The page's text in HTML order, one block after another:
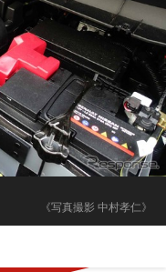
《写真撮影 中村孝仁》